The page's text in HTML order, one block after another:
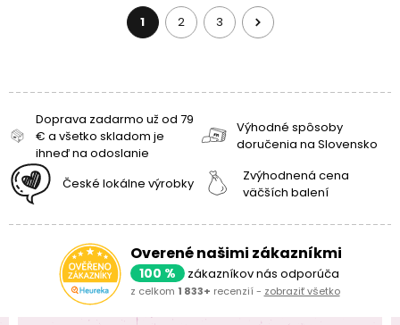
1 2 3
Doprava zadarmo už od 79
€ a všetko skladom je
ihneď na odoslanie
Výhodné spôsoby
doručenia na Slovensko
České lokálne výrobky
Zvýhodnená cena
väčších balení
Overené našimi zákazníkmi
100 % zákazníkov nás odporúča
z celkom 1 833+ recenzií - zobraziť všetko